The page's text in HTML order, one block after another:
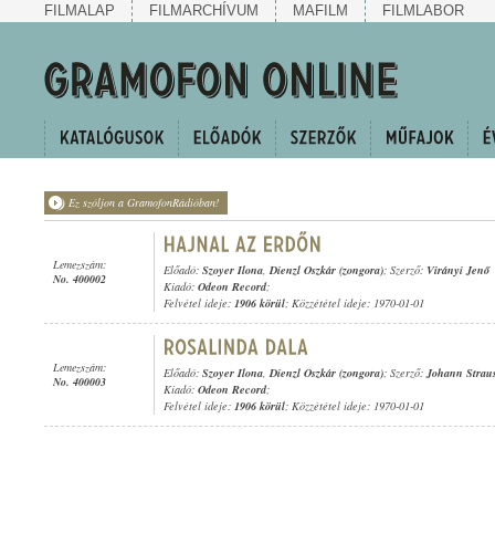
FILMALAP FILMARCHÍVUM MAFILM FILMLABOR
Ez szóljon a GramofonRádióban!
Lemezszám:
No. 400002
Előadó: Szoyer Ilona,Dienzl Oszkár (zongora); Szerző: Virányi Jenő
Kiadó: Odeon Record;
Felvétel ideje: 1906 körül; Közzététel ideje: 1970-01-01
Lemezszám:
No. 400003
Előadó: Szoyer Ilona,Dienzl Oszkár (zongora); Szerző:Johann
Kiadó: Odeon Record;
Felvétel ideje: 1906 körül; Közzététel ideje: 1970-01-01